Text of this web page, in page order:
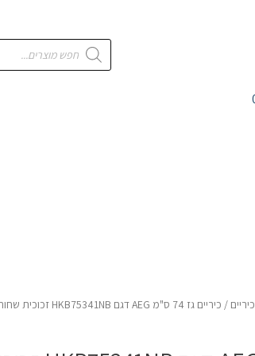
כיריים / כיריים גז 74 ס"מ AEG דגם HKB75341NB זכוכית שחורה עם Step Power – יבואן רשמי מיניליין